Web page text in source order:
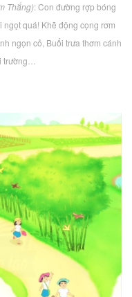
Thắng): Con đường rợp bóng
quá! Khẽ động cọng rơm
ngọn cỏ, Buổi trưa thơm cánh